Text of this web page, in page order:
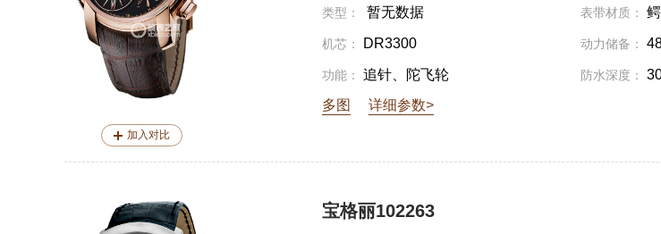
加入对比
类型： 暂无数据 表带材质：
机芯： DR3300 动力储备：
功能： 追针、陀飞轮 防水深度：
多图
详细参数>
宝格丽102263